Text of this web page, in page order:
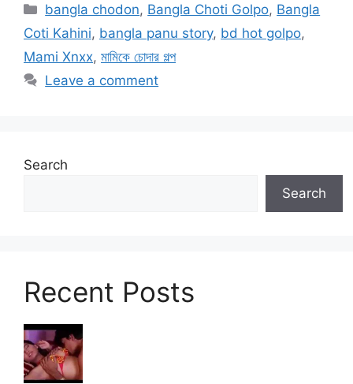
Categories
bangla chodon, Bangla Choti Golpo, Bangla
Coti Kahini, bangla panu story, bd hot golpo,
Mami Xnxx, মামিকে চোদার গল্প
Leave a comment
Search
Search
Recent Posts